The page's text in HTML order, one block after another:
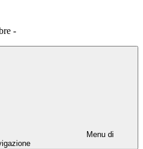
-
Menu di